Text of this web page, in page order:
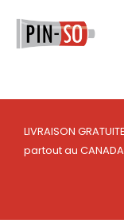
contenu
LIVRAISON
partout au